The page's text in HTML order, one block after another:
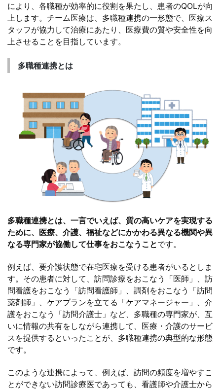
により、各職種が効率的に役割を果たし、患者のQOLが向
上します。チーム医療は、多職種連携の一形態で、医療ス
タッフが協力して治療にあたり、医療費の質や安全性を向
上させることを目指しています。
多職種連携とは
多職種連携とは、一言でいえば、質の高いケアを実現する
ために、医療、介護、福祉などにかかわる異なる機関や異
なる専門家が協働して仕事をおこなうことです。
例えば、要介護状態で在宅医療を受ける患者がいるとしま
す。その患者に対して、訪問診療をおこなう「医師」、訪
問看護をおこなう「訪問看護師」、調剤をおこなう「訪問
薬剤師」、ケアプランを立てる「ケアマネージャー」、介
護をおこなう「訪問介護士」など、多職種の専門家が、互
いに情報の共有をしながら連携して、医療・介護のサービ
スを提供するといったことが、多職種連携の典型的な形態
です。
このような連携によって、例えば、訪問の頻度を増やすこ
とができない訪問診療医であっても、看護師や介護士から